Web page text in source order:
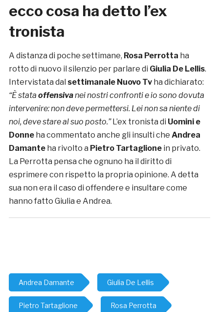
ecco cosa ha detto l’ex
tronista
A distanza di poche settimane, Rosa Perrotta ha
rotto di nuovo il silenzio per parlare di Giulia De Lellis.
Intervistata dal settimanale Nuovo Tv ha dichiarato:
“È stata offensivanei nostri confronti e io sono dovuta
intervenire: non deve permettersi. Lei non sa niente di
noi, deve stare al suo posto.” L’ex tronista di Uomini e
Donne ha commentato anche gli insulti che Andrea
Damante ha rivolto a Pietro Tartaglione in privato.
La Perrotta pensa che ognuno ha il diritto di
esprimere con rispetto la propria opinione. A detta
sua non era il caso di offendere e insultare come
hanno fatto Giulia e Andrea.
Andrea Damante Giulia De Lellis
Pietro Tartaglione Rosa Perrotta